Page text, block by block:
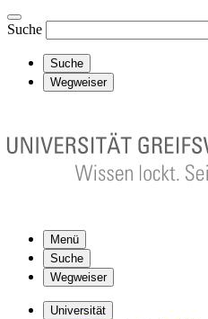
Suche
Suche
Wegweiser
Menü
Suche
Wegweiser
Universität